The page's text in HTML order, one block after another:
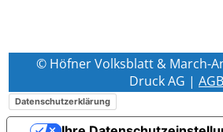
© Höfner Volksblatt & March-
Druck AG | AGB
Datenschutzerklärung